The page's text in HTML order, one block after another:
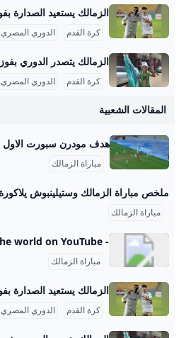
كرة القدم الدوري المصري
كرة القدم الدوري المصري
المقالات الشعبية
مباراة الزمالك
مباراة الزمالك
مباراة الزمالك
كرة القدم الدوري المصري